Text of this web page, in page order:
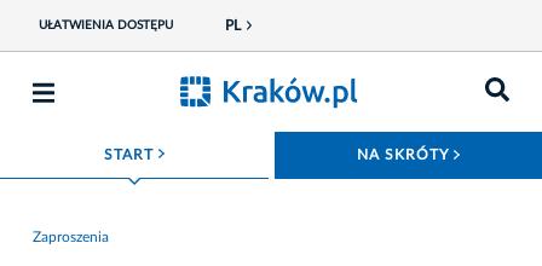
UŁATWIENIA DOSTĘPU PL
START ROZWIŃ MENU NA SKRÓTY
Zaproszenia